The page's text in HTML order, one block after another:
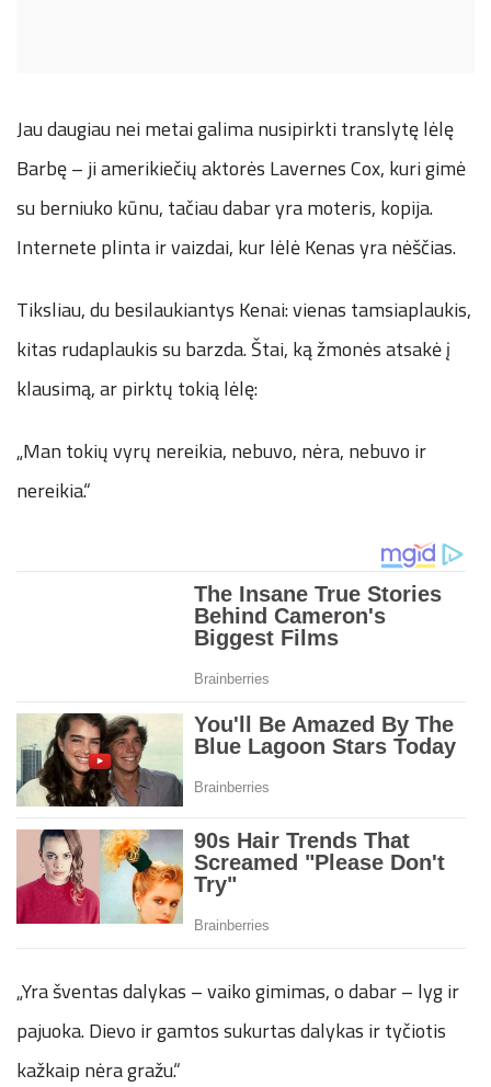
Jau daugiau nei metai galima nusipirkti translytę lėlę
Barbę – ji amerikiečių aktorės Lavernes Cox, kuri gimė
su berniuko kūnu, tačiau dabar yra moteris, kopija.
Internete plinta ir vaizdai, kur lėlė Kenas yra nėščias.
Tiksliau, du besilaukiantys Kenai: vienas tamsiaplaukis,
kitas rudaplaukis su barzda. Štai, ką žmonės atsakė į
klausimą, ar pirktų tokią lėlę:
„Man tokių vyrų nereikia, nebuvo, nėra, nebuvo ir
nereikia.“
„Yra šventas dalykas – vaiko gimimas, o dabar – lyg ir
pajuoka. Dievo ir gamtos sukurtas dalykas ir tyčiotis
kažkaip nėra gražu.“